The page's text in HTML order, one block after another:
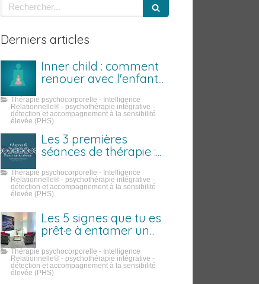
Rechercher
Derniers articles
Inner child : comment
renouer avec l'enfant
Thérapie psychocorporelle - Intelligence
Relationnelle® - psychothérapie intégrative -
détection et accompagnement à la sensibilité
élevée (PHS)
Les 3 premières
séances de thérapie :
vraiment
Thérapie psychocorporelle - Intelligence
Relationnelle® - psychothérapie intégrative -
détection et accompagnement à la sensibilité
élevée (PHS)
Les 5 signes que tu es
prêt·e à entamer un
Thérapie psychocorporelle - Intelligence
Relationnelle® - psychothérapie intégrative -
détection et accompagnement à la sensibilité
élevée (PHS)